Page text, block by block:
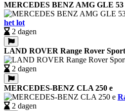
MERCEDES BENZ AMG GLE
het lot
2 dagen
LAND ROVER Range Rover Sport
2 dagen
MERCEDES-BENZ CLA 250 e
2 dagen